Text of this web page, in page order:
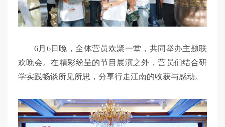
6月6日晚，全体营员欢聚一堂，共同举办主题联
欢晚会。在精彩纷呈的节目展演之外，营员们结合研
学实践畅谈所见所思，分享行走江南的收获与感动。